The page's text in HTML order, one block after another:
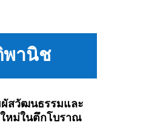
านิช
สวัฒนธรรมและ
หม่ในตึกโบราณ